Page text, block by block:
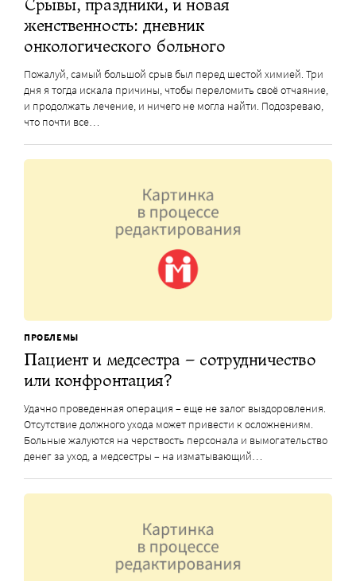
женственность: дневник
онкологического больного
Пожалуй, самый большой срыв был перед шестой химией. Три
дня я тогда искала причины, чтобы переломить своё отчаяние,
и продолжать лечение, и ничего не могла найти. Подозреваю,
что почти все…
ПРОБЛЕМЫ
Пациент и медсестра – сотрудничество
или конфронтация?
Удачно проведенная операция – еще не залог выздоровления.
Отсутствие должного ухода может привести к осложнениям.
Больные жалуются на черствость персонала и вымогательство
денег за уход, а медсестры – на изматывающий…